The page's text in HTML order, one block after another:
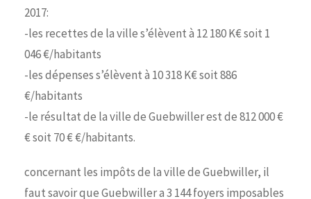
2017:
-les recettes de la ville s’élèvent à 12 180 K€ soit 1
046 €/habitants
-les dépenses s’élèvent à 10 318 K€ soit 886
€/habitants
-le résultat de la ville de Guebwiller est de 812 000 €
€ soit 70 € €/habitants.
concernant les impôts de la ville de Guebwiller, il
faut savoir que Guebwiller a 3 144 foyers imposables